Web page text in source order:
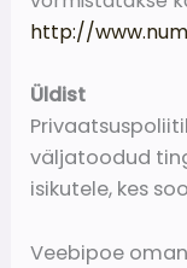
http://
Üldist
väljatoodud
isikutele, kes
Veebipoe